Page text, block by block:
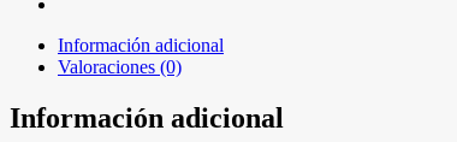
Información adicional
Valoraciones (0)
Información adicional